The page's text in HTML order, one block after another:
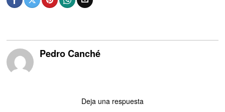
Pedro Canché
Deja una respuesta